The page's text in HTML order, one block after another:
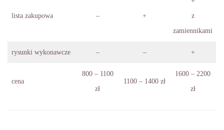
lista zakupowa – +
z
zamiennikami
rysunki wykonawcze – – +
cena
800 – 1100
zł
1100 – 1400 zł
1600 – 2200
zł